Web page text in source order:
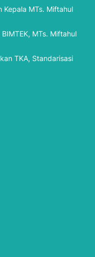
Kepala MTs. Miftahul
MTs. Miftahul
TKA, Standarisasi